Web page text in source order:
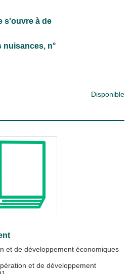
s'ouvre à de
nuisances, n°
Disponible
et de développement économiques
et de développement